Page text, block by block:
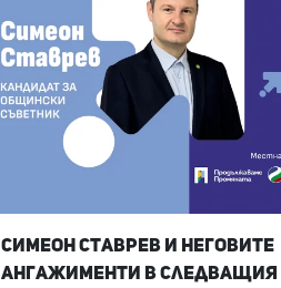
Симеон Ставрев и неговите
ангажименти в следващия